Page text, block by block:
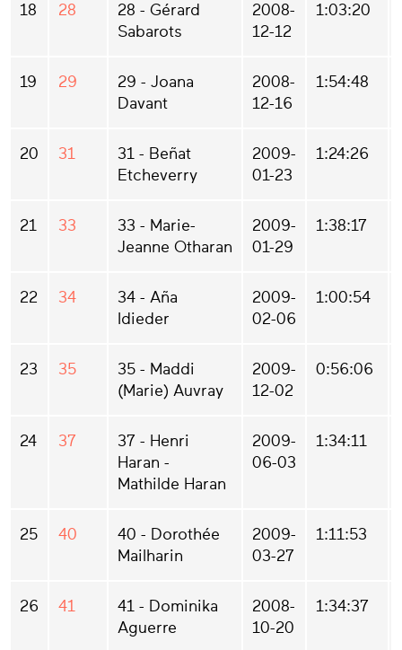
18 28
28 - Gérard
Sabarots
2008-
12-12
1:03:20
19 29
29 - Joana
Davant
2008-
12-16
1:54:48
20 31
31 - Beñat
Etcheverry
2009-
01-23
1:24:26
21 33
33 - Marie-
Jeanne Otharan
2009-
01-29
1:38:17
22 34
34 - Aña
Idieder
2009-
02-06
1:00:54
23 35
35 - Maddi
(Marie) Auvray
2009-
12-02
0:56:06
24 37
37 - Henri
Haran -
Mathilde Haran
2009-
06-03
1:34:11
25 40
40 - Dorothée
Mailharin
2009-
03-27
1:11:53
26 41
41 - Dominika
Aguerre
2008-
10-20
1:34:37